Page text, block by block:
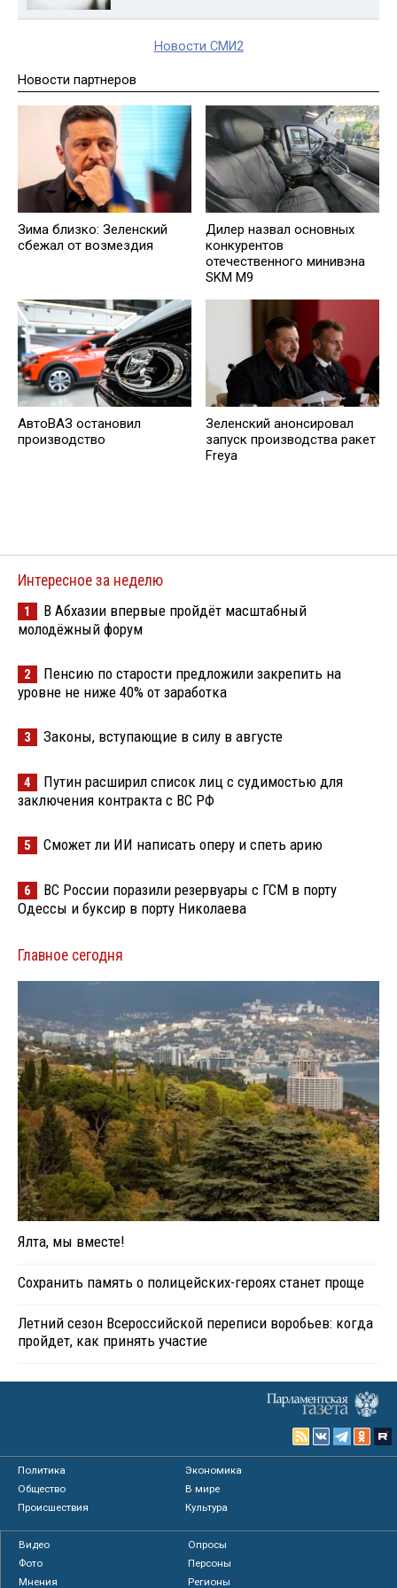
Новости СМИ2
Новости партнеров
Зима близко: Зеленский
сбежал от возмездия
Дилер назвал основных
конкурентов
отечественного минивэна
SKM M9
АвтоВАЗ остановил
производство
Зеленский анонсировал
запуск производства ракет
Freya
Интересное за неделю
1
В Абхазии впервые пройдёт масштабный
молодёжный форум
2
Пенсию по старости предложили закрепить на
уровне не ниже 40% от заработка
3 Законы, вступающие в силу в августе
4
Путин расширил список лиц с судимостью для
заключения контракта с ВС РФ
5 Сможет ли ИИ написать оперу и спеть арию
6
ВС России поразили резервуары с ГСМ в порту
Одессы и буксир в порту Николаева
Главное сегодня
Ялта, мы вместе!
Сохранить память о полицейских-героях станет проще
Летний сезон Всероссийской переписи воробьев: когда
пройдет, как принять участие
Политика
Экономика
Общество
В мире
Происшествия
Культура
Видео
Опросы
Фото
Персоны
Мнения
Регионы